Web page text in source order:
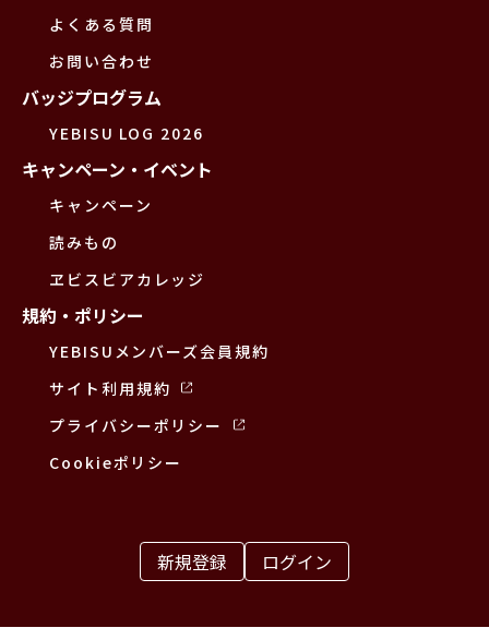
よくある質問
お問い合わせ
バッジプログラム
YEBISU LOG 2026
キャンペーン・イベント
キャンペーン
読みもの
ヱビスビアカレッジ
規約・ポリシー
YEBISUメンバーズ会員規約
サイト利用規約
プライバシーポリシー
Cookieポリシー
新規登録 ログイン